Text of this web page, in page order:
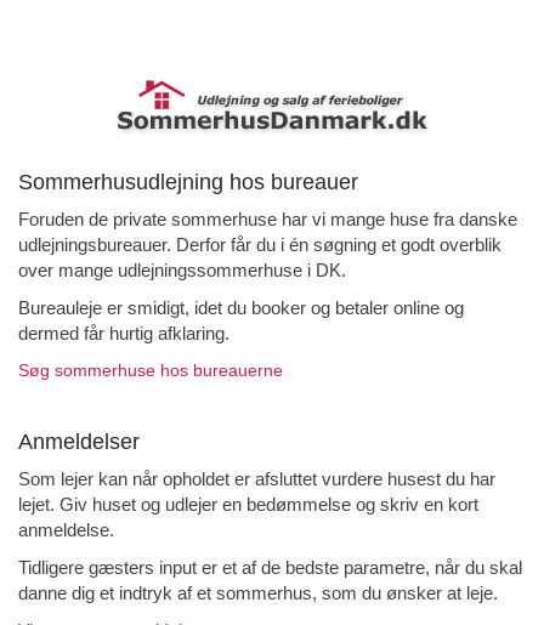
Sommerhusudlejning hos bureauer
Foruden de private sommerhuse har vi mange huse fra danske
udlejningsbureauer. Derfor får du i én søgning et godt overblik
over mange udlejningssommerhuse i DK.
Bureauleje er smidigt, idet du booker og betaler online og
dermed får hurtig afklaring.
Søg sommerhuse hos bureauerne
Anmeldelser
Som lejer kan når opholdet er afsluttet vurdere husest du har
lejet. Giv huset og udlejer en bedømmelse og skriv en kort
anmeldelse.
Tidligere gæsters input er et af de bedste parametre, når du skal
danne dig et indtryk af et sommerhus, som du ønsker at leje.